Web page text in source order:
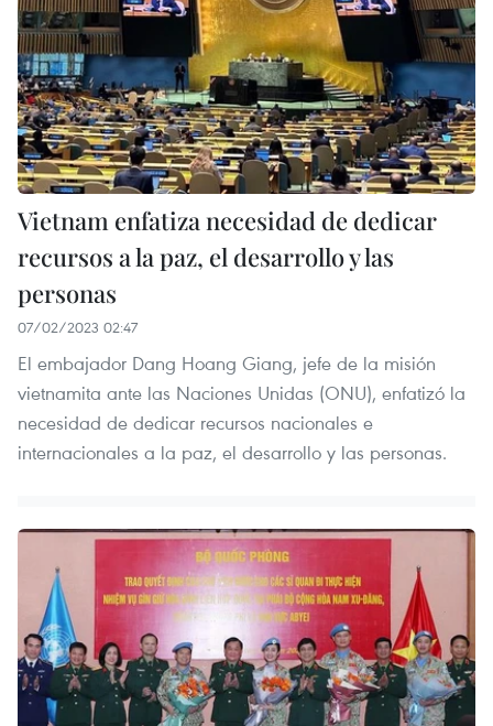
Vietnam enfatiza necesidad de dedicar
recursos a la paz, el desarrollo y las
personas
07/02/2023 02:47
El embajador Dang Hoang Giang, jefe de la misión
vietnamita ante las Naciones Unidas (ONU), enfatizó la
necesidad de dedicar recursos nacionales e
internacionales a la paz, el desarrollo y las personas.